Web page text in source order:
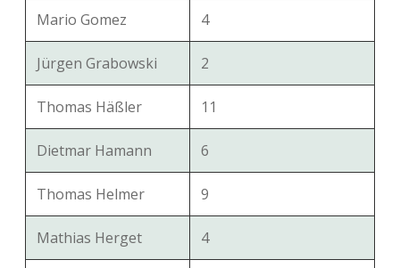
Mario Gomez 4
Jürgen Grabowski 2
Thomas Häßler 11
Dietmar Hamann 6
Thomas Helmer 9
Mathias Herget 4